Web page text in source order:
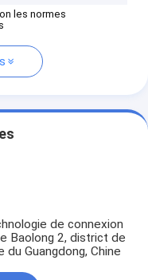
les normes
de connexion
Baolong 2, district de
du Guangdong, Chine